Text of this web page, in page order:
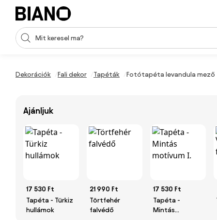
Navigáció kihagyása, ugrás a tartalomra
Keresési bevitel
Dekorációk Fali dekor Tapéták Fotótapéta levandula mező
Ajánljuk
17 530 Ft
Tapéta - Türkiz
hullámok
21 990 Ft
Törtfehér
falvédő
17 530 Ft
Tapéta -
Mintás